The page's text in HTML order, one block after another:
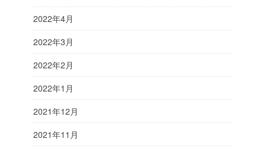
2022年4月
2022年3月
2022年2月
2022年1月
2021年12月
2021年11月